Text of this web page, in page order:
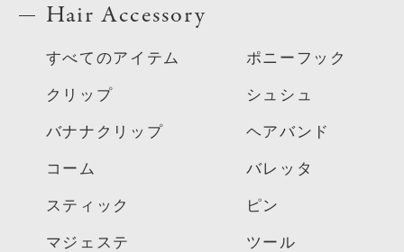
Hair Accessory
すべてのアイテム
クリップ
バナナクリップ
コーム
スティック
マジェステ
ポニーフック
シュシュ
ヘアバンド
バレッタ
ピン
ツール